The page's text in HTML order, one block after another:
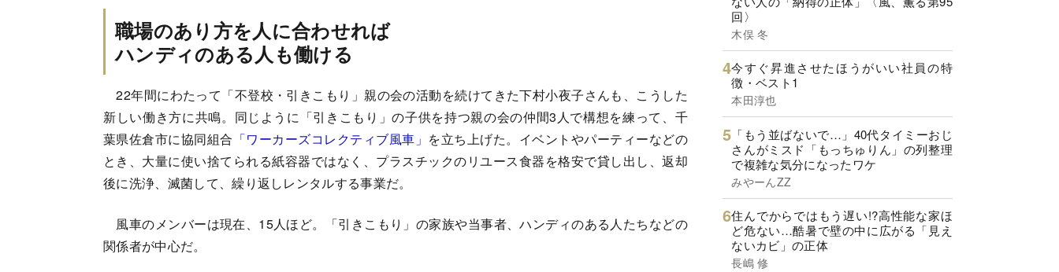
職場のあり方を人に合わせれば
ハンディのある人も働ける
22年間にわたって「不登校・引きこもり」親の会の活動を続けてきた下村小夜子さんも、こうした
新しい働き方に共鳴。同じように「引きこもり」の子供を持つ親の会の仲間3人で構想を練って、千
葉県佐倉市に協同組合 「ワーカーズコレクティブ風車」 を立ち上げた。イベントやパーティーなどの
とき、大量に使い捨てられる紙容器ではなく、プラスチックのリユース食器を格安で貸し出し、返却
後に洗浄、滅菌して、繰り返しレンタルする事業だ。
風車のメンバーは現在、15人ほど。「引きこもり」の家族や当事者、ハンディのある人たちなどの
関係者が中心だ。
回〉
木俣 冬
今すぐ昇進させたほうがいい社員の特
徴・ベスト1
本田淳也
「もう並ばないで…」40代タイミーおじ
さんがミスド「もっちゅりん」の列整理
で複雑な気分になったワケ
みやーんZZ
住んでからではもう遅い!?高性能な家ほ
ど危ない…酷暑で壁の中に広がる「見え
ないカビ」の正体
長嶋 修